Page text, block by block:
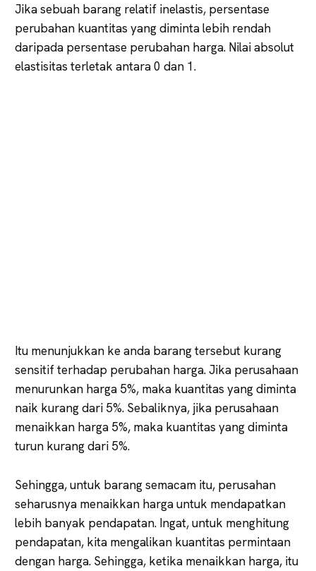
Jika sebuah barang relatif inelastis, persentase
perubahan kuantitas yang diminta lebih rendah
daripada persentase perubahan harga. Nilai absolut
elastisitas terletak antara 0 dan 1.
Itu menunjukkan ke anda barang tersebut kurang
sensitif terhadap perubahan harga. Jika perusahaan
menurunkan harga 5%, maka kuantitas yang diminta
naik kurang dari 5%. Sebaliknya, jika perusahaan
menaikkan harga 5%, maka kuantitas yang diminta
turun kurang dari 5%.
Sehingga, untuk barang semacam itu, perusahan
seharusnya menaikkan harga untuk mendapatkan
lebih banyak pendapatan. Ingat, untuk menghitung
pendapatan, kita mengalikan kuantitas permintaan
dengan harga. Sehingga, ketika menaikkan harga, itu